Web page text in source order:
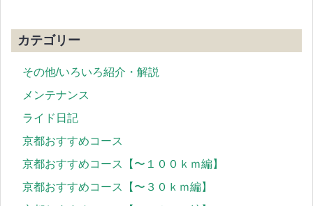
カテゴリー
その他/いろいろ紹介・解説
メンテナンス
ライド日記
京都おすすめコース
京都おすすめコース【〜１００ｋｍ編】
京都おすすめコース【〜３０ｋｍ編】